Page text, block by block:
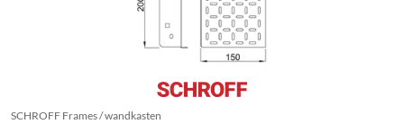
SCHROFF Frames / wandkasten